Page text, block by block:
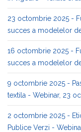
23 octombrie 2025 -
succes a modelelor
16 octombrie 2025 -
succes a modelelor
9 octombrie 2025 -
textila - Webinar, 23
2 octombrie 2025 -
Publice Verzi -